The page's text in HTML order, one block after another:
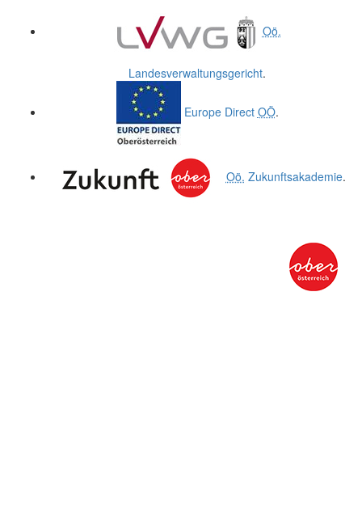
Oö.
Landesverwaltungsgericht.
Europe Direct OÖ.
Oö. Zukunftsakademie.